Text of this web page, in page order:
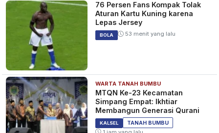
76 Persen Fans Kompak Tolak
Aturan Kartu Kuning karena
Lepas Jersey
BOLA 53 menit yang lalu
WARTA TANAH BUMBU
MTQN Ke-23 Kecamatan
Simpang Empat: Ikhtiar
Membangun Generasi Qurani
KALSEL
TANAH BUMBU